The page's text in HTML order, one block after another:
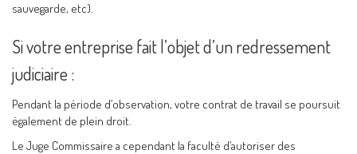
sauvegarde, etc).
Si votre entreprise fait l’objet d’un redressement
judiciaire :
Pendant la période d’observation, votre contrat de travail se poursuit
également de plein droit.
Le Juge Commissaire a cependant la faculté d’autoriser des